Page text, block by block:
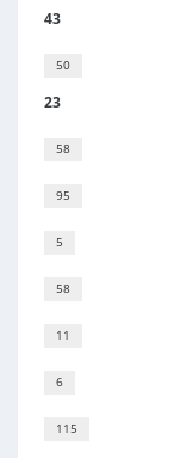
43
50
23
58
95
5
58
11
6
115